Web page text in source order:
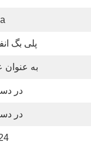
پلی بگ
به
در
در
24